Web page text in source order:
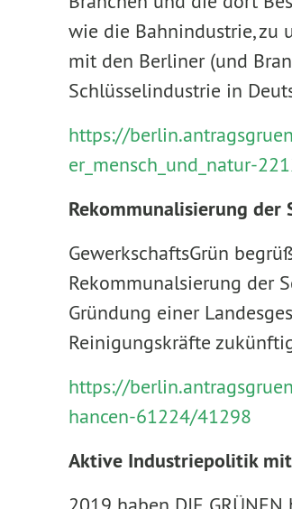
wie die Bahnindustrie, zu
mit den Berliner (und
Schlüsselindustrie in
https://
er_mensch_und_natur-
Rekommunalisierung der
GewerkschaftsGrün
Rekommunalsierung der
Gründung einer
Reinigungskräfte
https://
hancen-61224/41298
Aktive Industriepolitik